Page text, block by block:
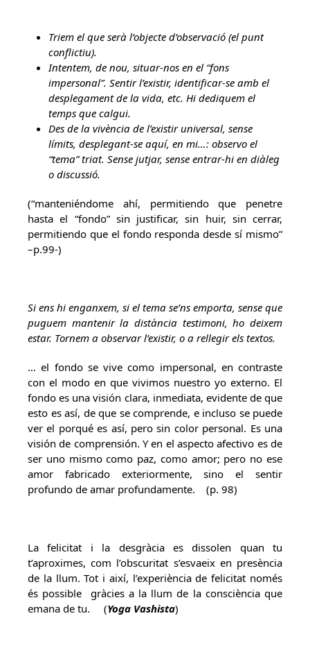
Triem el que serà l’objecte d’observació (el punt
conflictiu).
Intentem, de nou, situar-nos en el “fons
impersonal”. Sentir l’existir, identificar-se amb el
desplegament de la vida, etc. Hi dediquem el
temps que calgui.
Des de la vivència de l’existir universal, sense
límits, desplegant-se aquí, en mi…: observo el
“tema” triat. Sense jutjar, sense entrar-hi en diàleg
o discussió.
(“manteniéndome ahí, permitiendo que penetre
hasta el “fondo” sin justificar, sin huir, sin cerrar,
permitiendo que el fondo responda desde sí mismo”
–p.99-)
Si ens hi enganxem, si el tema se’ns emporta, sense que
puguem mantenir la distància testimoni, ho deixem
estar. Tornem a observar l’existir, o a rellegir els textos.
… el fondo se vive como impersonal, en contraste
con el modo en que vivimos nuestro yo externo. El
fondo es una visión clara, inmediata, evidente de que
esto es así, de que se comprende, e incluso se puede
ver el porqué es así, pero sin color personal. Es una
visión de comprensión. Y en el aspecto afectivo es de
ser uno mismo como paz, como amor; pero no ese
amor fabricado exteriormente, sino el sentir
profundo de amar profundamente. (p. 98)
La felicitat i la desgràcia es dissolen quan tu
t’aproximes, com l’obscuritat s’esvaeix en presència
de la llum. Tot i així, l’experiència de felicitat només
és possible gràcies a la llum de la consciència que
emana de tu. (Yoga Vashista)